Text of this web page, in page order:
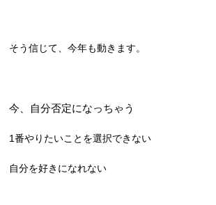
そう信じて、今年も動きます。
今、自分否定になっちゃう
1番やりたいことを選択できない
自分を好きになれない